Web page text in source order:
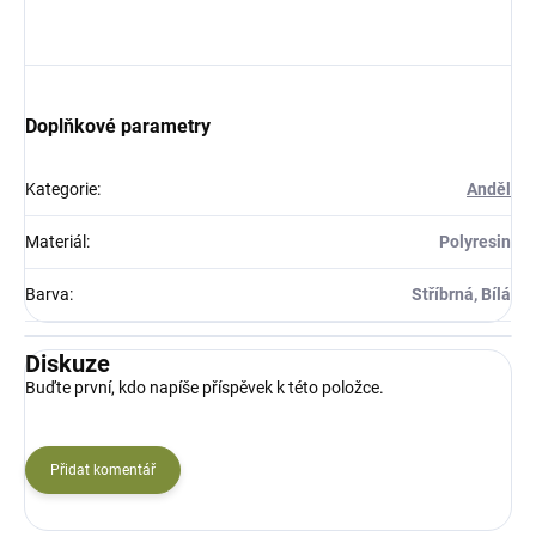
Doplňkové parametry
Kategorie: Anděl
Materiál : Polyresin
Barva: Stříbrná, Bílá
Diskuze
Buďte první, kdo napíše příspěvek k této položce.
Přidat komentář